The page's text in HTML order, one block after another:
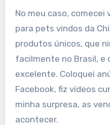
No meu caso, comecei
para pets vindos da
produtos únicos, que
facilmente no Brasil,
excelente. Coloquei
Facebook, fiz vídeos
minha surpresa, as
acontecer.